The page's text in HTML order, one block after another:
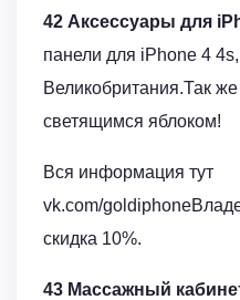
42 Аксессуары для
панели для iPhone 4
Великобритания.Так
светящимся яблоком!
Вся информация тут
vk.com/
скидка 10%.
43 Массажный